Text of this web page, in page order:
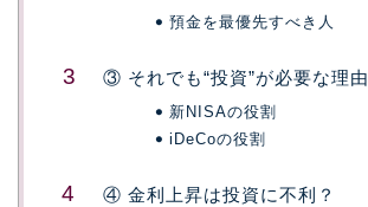
預金を最優先すべき人
③ それでも“投資”が必要な理由
新NISAの役割
iDeCoの役割
④ 金利上昇は投資に不利？